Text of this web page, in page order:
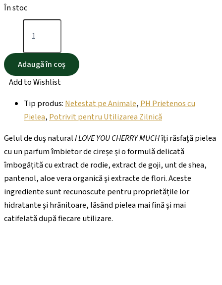
În stoc
Adaugă în coș
Add to Wishlist
Tip produs:Netestat pe Animale,PH Prietenos cu
Pielea,Potrivit pentru Utilizarea Zilnică
Gelul de duș naturalI LOVE YOU CHERRY MUCHîți răsfață pielea
cu un parfum îmbietor de cireșe și o formulă delicată
îmbogățită cu extract de rodie, extract de goji, unt de shea,
pantenol, aloe vera organică și extracte de flori. Aceste
ingrediente sunt recunoscute pentru proprietățile lor
hidratante și hrănitoare, lăsând pielea mai fină și mai
catifelată după fiecare utilizare.